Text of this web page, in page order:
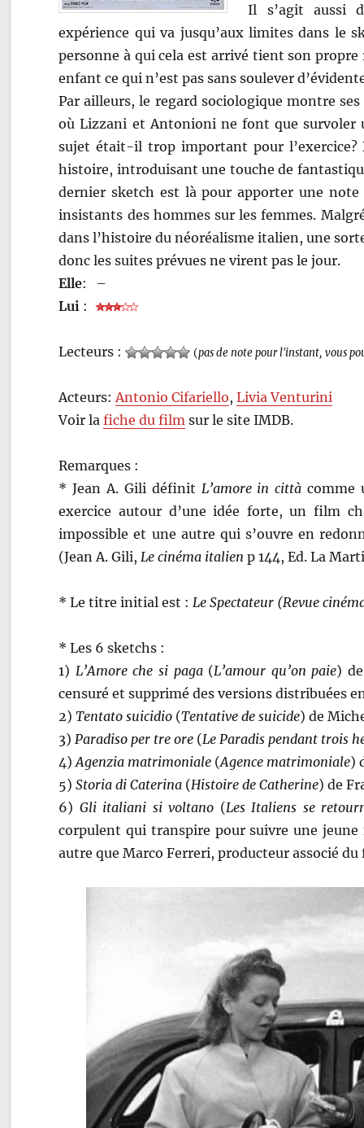
Il s’agit aussi
expérience qui va jusqu’aux limites dans le
personne à qui cela est arrivé tient son
enfant ce qui n’est pas sans soulever
Par ailleurs, le regard sociologique montre
où Lizzani et Antonioni ne font que survoler
sujet était-il trop important pour
histoire, introduisant une touche de
dernier sketch est là pour apporter une note
insistants des hommes sur les femmes.
dans l’histoire du néoréalisme italien, une
donc les suites prévues ne virent pas le jour.
Elle:
–
Lui :
Lecteurs : (pas de note pour l'instant, vous
Acteurs: Antonio Cifariello,Livia Venturini
Voir lafiche du film sur le site IMDB.
Remarques :
* Jean A. Gili définit L’amore in città comme
exercice autour d’une idée forte, un film
impossible et une autre qui s’ouvre en
(Jean A. Gili, Le cinéma italien p 144, Ed. La
* Le titre initial est : Le Spectateur (Revue
* Les 6 sketchs :
1) L’Amore che si paga(L’amour qu’on paie)
censuré et supprimé des versions distribuées
2)Tentato suicidio (Tentative de suicide) de
3) Paradiso per tre ore (Le Paradis pendant trois
4)Agenzia matrimoniale (Agence matrimoniale)
5)Storia di Caterina (Histoire de Catherine) de
6) Gli italiani si voltano (Les Italiens se
corpulent qui transpire pour suivre une jeune
autre que Marco Ferreri, producteur associé